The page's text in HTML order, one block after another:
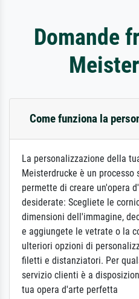
Domande
Come funziona la
La personalizzazione della
Meisterdrucke è un
permette di creare un'opera
desiderate: Scegliete le
dimensioni dell'immagine,
e aggiungete le vetrate o la
ulteriori opzioni di
filetti e distanziatori. Per
servizio clienti è a
tua opera d'arte perfetta